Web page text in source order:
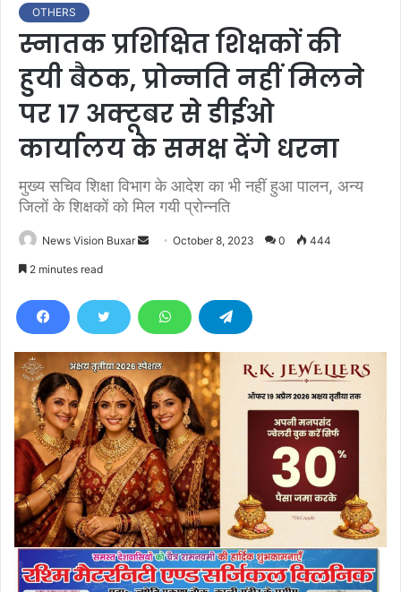
OTHERS
स्नातक प्रशिक्षित शिक्षकों की
हुयी बैठक, प्रोन्नति नहीं मिलने
पर 17 अक्टूबर से डीईओ
कार्यालय के समक्ष देंगे धरना
मुख्य सचिव शिक्षा विभाग के आदेश का भी नहीं हुआ पालन, अन्य
जिलों के शिक्षकों को मिल गयी प्रोन्नति
News Vision Buxar
d
e
m
a
i
l
October 8, 2023 0 444
2 minutes read